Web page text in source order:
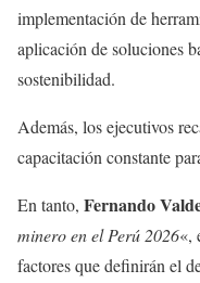
implementación de
aplicación de soluciones
sostenibilidad.
Además, los ejecutivos
capacitación constante
En tanto, Fernando
minero en el Perú 2026«,
factores que definirán el